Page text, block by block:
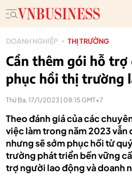
DOANH NGHIỆP THỊ TRƯỜNG
Cần thêm gói hỗ trợ
phục hồi thị trường
Thứ Ba, 17/1/2023 | 08:15 GMT+7
Theo đánh giá của các
việc làm trong năm 2023 vẫn
nhưng sẽ sớm phục hồi từ
trường phát triển bền vững
trợ người lao động và doanh